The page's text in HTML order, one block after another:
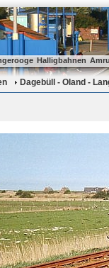
Halligbahnen
Dagebüll - Oland -